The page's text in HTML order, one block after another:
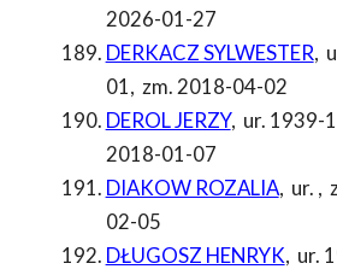
2026-01-27
DERKACZ SYLWESTER,
01, zm. 2018-04-02
DEROL JERZY, ur. 1939-
2018-01-07
DIAKOW ROZALIA, ur. ,
02-05
DŁUGOSZ HENRYK, ur.